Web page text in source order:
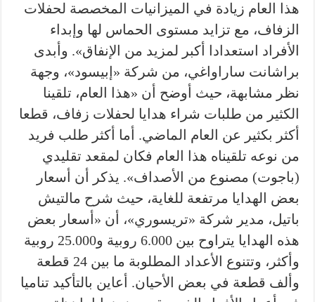
هذا العام زيادة في الميزانيات المخصصة لحفلات
الزفاف، مع تزايد مستوى الحماس لها وإبداء
الأفراد استعدادا أكبر لمزيد من الإنفاق». وأبدى
براشانت ساراواغي، من شركة «إبيسود»، وجهة
نظر مشابهة، حيث أوضح أن «هذا العام، تلقينا
الكثير من طلبات شراء هدايا لحفلات زفاف، قطعا
أكثر بكثير عن العام الماضي. أما أكثر طلب فريد
من نوعه تلقيناه هذا العام فكان لمقعد تقليدي
(باجوت) مصنوع من الأصداف». يذكر أن أسعار
بعض الهدايا مرتفعة للغاية، حيث شرح مالتيش
باتيل، مدير شركة «تريسوري»، أن «أسعار بعض
هذه الهدايا يتراوح بين 6.000 روبية و25.000 روبية
وأكثر، وتتنوع الأعداد المطلوبة ما بين 24 قطعة
وألف قطعة في بعض الأحيان. أعاين بالتأكيد تناميا